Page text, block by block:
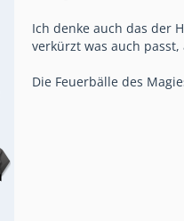
Ich denke auch das der
verkürzt was auch
Die Feuerbälle des